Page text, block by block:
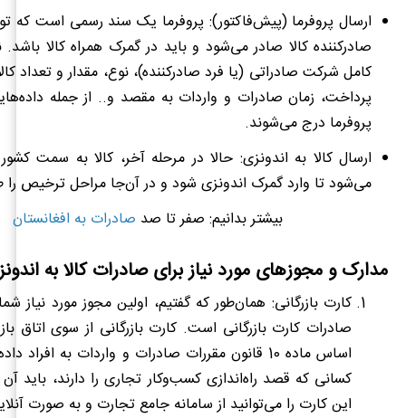
ارسال پروفرما (پیش‌فاکتور): پروفرما یک سند رسمی است که
صادرکننده کالا صادر می‌شود و باید در گمرک همراه کالا
کامل شرکت صادراتی (یا فرد صادرکننده)، نوع، مقدار و تعداد
پرداخت، زمان صادرات و واردات به مقصد و.. از جمله داده
پروفرما درج می‌شوند.
ارسال کالا به اندونزی: حالا در مرحله آخر، کالا به سمت
می‌شود تا وارد گمرک اندونزی شود و در آن‌جا مراحل ترخیص
بیشتر بدانیم: صفر تا صد صادرات به افغانستان
مدارک و مجوزهای مورد نیاز برای صادرات کالا به
کارت بازرگانی: همانطور که گفتیم، اولین مجوز مورد نیاز
صادرات کارت بازرگانی است. کارت بازرگانی از سوی اتاق
اساس ماده 10 قانون مقررات صادرات و واردات به
کسانی که قصد راه‌اندازی کسبوکار تجاری را دارند، باید
این کارت را می‏توانید از سامانه جامع تجارت و به صورت